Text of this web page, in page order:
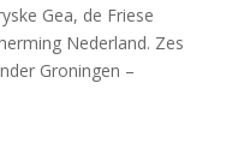
Gea, de Friese
Nederland. Zes
Groningen –